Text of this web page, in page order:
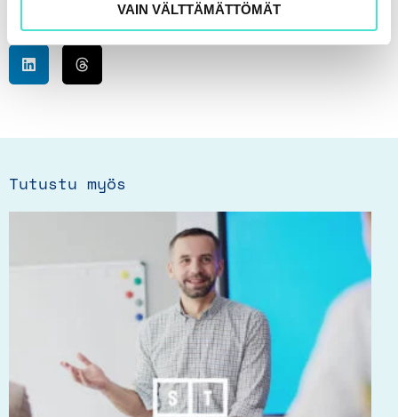
VAIN VÄLTTÄMÄTTÖMÄT
Jaa somessa:
Tutustu myös
Tällä
tuotteella
on
useampi
muunnelma.
Voit
tehdä
valinnat